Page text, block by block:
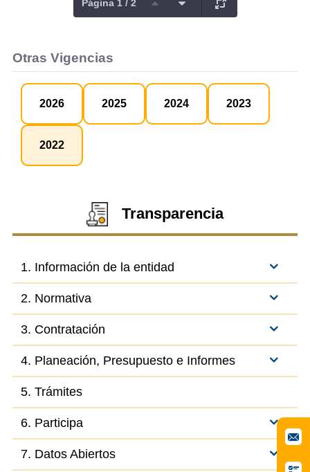
Página 1 / 2
Otras Vigencias
2026 2025 2024 2023
2022
Transparencia
1. Información de la entidad
2. Normativa
3. Contratación
4. Planeación, Presupuesto e Informes
5. Trámites
6. Participa
7. Datos Abiertos